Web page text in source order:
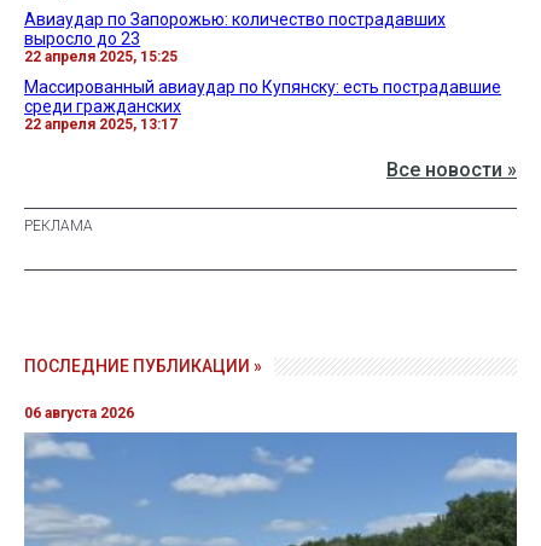
Авиаудар по Запорожью: количество пострадавших
выросло до 23
22 апреля 2025, 15:25
Массированный авиаудар по Купянску: есть пострадавшие
среди гражданских
22 апреля 2025, 13:17
Все новости »
ПОСЛЕДНИЕ ПУБЛИКАЦИИ »
06 августа 2026